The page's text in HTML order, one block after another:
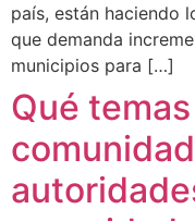
país, están haciendo
que demanda
municipios para […]
Qué